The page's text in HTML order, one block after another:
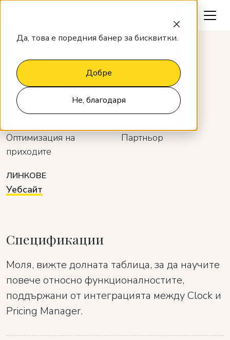
Да, това е поредния банер за бисквитки.
Добре
Не, благодаря
LIGHTHOUSE
Pricing Manager
Оптимизация на
приходите
Партньор
ЛИНКОВЕ
Уебсайт
Спецификации
Моля, вижте долната таблица, за да научите
повече относно функционалностите,
поддържани от интеграцията между Clock и
Pricing Manager.